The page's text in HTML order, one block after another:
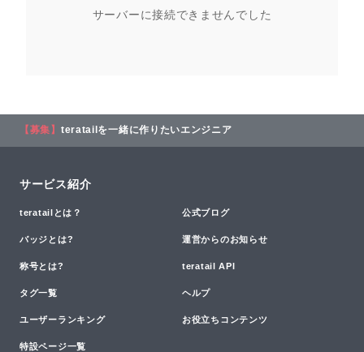
サーバーに接続できませんでした
【募集】 teratailを一緒に作りたいエンジニア
サービス紹介
teratailとは？ 公式ブログ
バッジとは? 運営からのお知らせ
称号とは? teratail API
タグ一覧 ヘルプ
ユーザーランキング お役立ちコンテンツ
特設ページ一覧